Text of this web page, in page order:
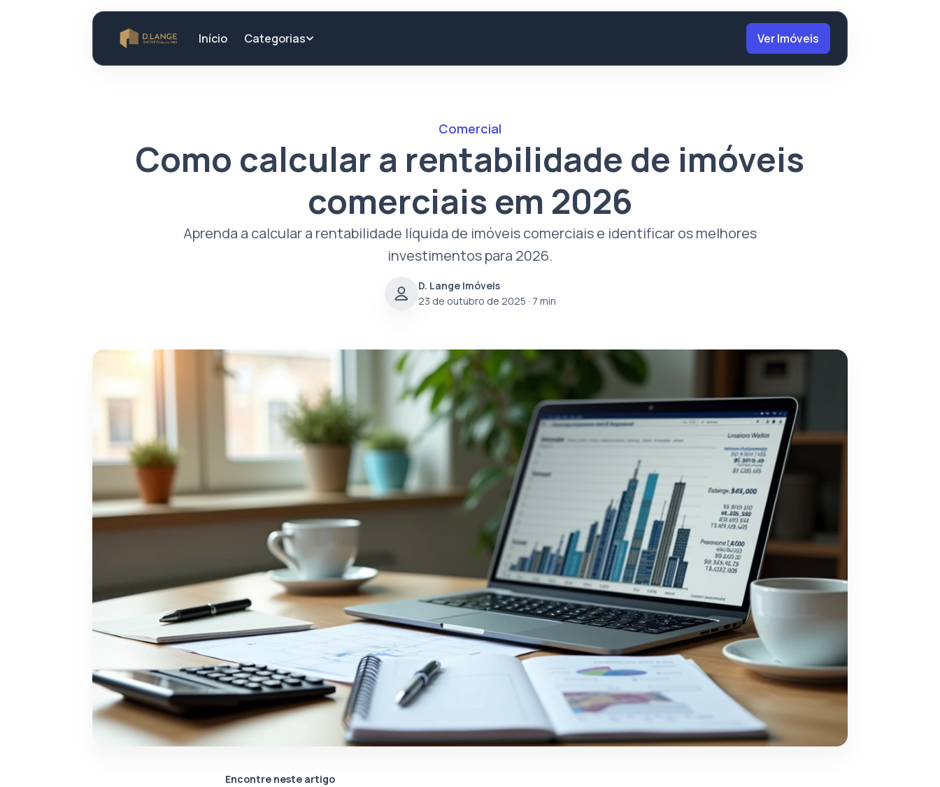
Início Categorias Ver Imóveis
Comercial
Como calcular a rentabilidade de imóveis
comerciais em 2026
Aprenda a calcular a rentabilidade líquida de imóveis comerciais e identificar os melhores
investimentos para 2026.
D. Lange Imóveis
23 de outubro de 2025 · 7 min
Encontre neste artigo